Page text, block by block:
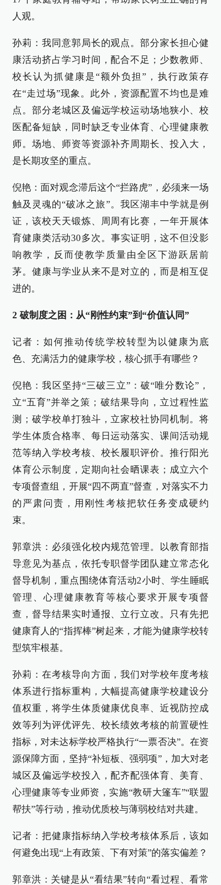
人观。
孙莉：我同意郭局长的观点。部分家长担心健
康活动挤占学习时间，配合不足；少数教师、
校长认为抓健康是“额外负担”，执行政策存
在“走过场”现象。此外，资源配置不均也是难
点。部分老城区及偏远学校运动场地狭小、校
医配备短缺，同时缺乏专业体育、心理健康教
师。场地、师资等资源补齐周期长、投入大，
是长期攻坚的重点。
倪艳：面对观念滞后这个“拦路虎”，必须来一场
触及灵魂的“破冰之旅”。我区湖丰中学就是例
证，该校天天锻炼、周周有比赛，一年开展体
育健康类活动30多次。事实证明，这不但没影
响教学，反而使教学质量由全区下游跃居前
茅。健康与学业从来不是对立的，而是相互促
进的。
2 破制度之困：从“刚性约束”到“价值认同”
记者：如何推动传统学校转型为以健康为底
色、充满活力的健康学校，核心抓手有哪些？
倪艳：我区坚持“三破三立”：破“唯分数论”，
立“五育”并举之策；破结果导向，立过程性监
测；破学校单打独斗，立家校社协同机制。将
学生体质合格率、每日运动落实、课间活动规
范等纳入学校考核、校长履职评价。推行阳光
体育公示制度，定期向社会晒课表；成立六个
专项督查组，开展“四不两直”督查，对落实不力
的严肃问责，用刚性考核把软任务变成硬约
束。
郭章洪：必须强化校内规范管理。以教育部指
导意见为基点，依托专职督学团队建立常态化
督导机制，重点围绕体育活动2小时、学生睡眠
管理、心理健康教育等核心要求开展专项督
查，督导结果实时通报、立行立改。只有先把
健康育人的“指挥棒”树起来，才能为健康学校转
型筑牢根基。
孙莉：在考核导向方面，我们对学校年度考核
体系进行指标重构，大幅提高健康学校建设分
值权重，将学生体质健康优良率、近视防控成
效等列为评优评先、校长绩效考核的前置硬性
指标，对未达标学校严格执行“一票否决”。在资
源保障方面，坚持“补短板、强弱项”，加大对老
城区及偏远学校投入，配齐配强体育、美育、
心理健康等专业师资，实施“教研大篷车”“联盟
帮扶”等行动，推动优质校与薄弱校结对共建。
记者：把健康指标纳入学校考核体系后，该如
何避免出现“上有政策、下有对策”的落实偏差？
郭章洪：关键是从“看结果”转向“看过程、看常